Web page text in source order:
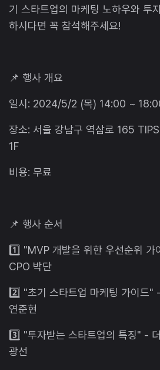
기 스타트업의 마케팅 노하우와 투
하시다면 꼭 참석해주세요!
📌 행사 개요
일시: 2024/5/2 (목) 14:00 ~
장소: 서울 강남구 역삼로 165
1F
비용: 무료
📌 행사 순서
1️⃣ "MVP 개발을 위한 우선순위 가
CPO 박단
2️⃣ "초기 스타트업 마케팅 가이드"
연준현
3️⃣ "투자받는 스타트업의 특징" -
광선